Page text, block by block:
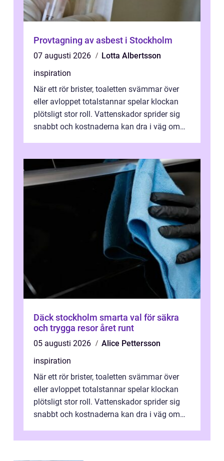
Provtagning av asbest i Stockholm
07 augusti 2026
Lotta Albertsson
inspiration
När ett rör brister, toaletten svämmar över
eller avloppet totalstannar spelar klockan
plötsligt stor roll. Vattenskador sprider sig
snabbt och kostnaderna kan dra i väg om
Däck stockholm smarta val för säkra
och trygga resor året runt
05 augusti 2026
Alice Pettersson
inspiration
När ett rör brister, toaletten svämmar över
eller avloppet totalstannar spelar klockan
plötsligt stor roll. Vattenskador sprider sig
snabbt och kostnaderna kan dra i väg om